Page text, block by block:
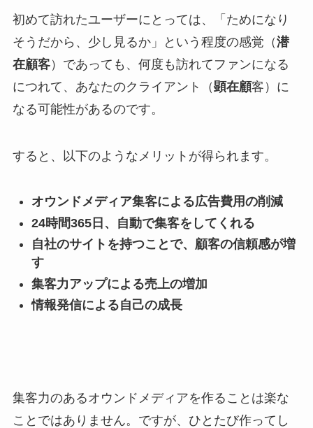
初めて訪れたユーザーにとっては、「ためになり
そうだから、少し見るか」という程度の感覚（潜
在顧客）であっても、何度も訪れてファンになる
につれて、あなたのクライアント（顕在顧客）に
なる可能性があるのです。
すると、以下のようなメリットが得られます。
オウンドメディア集客による広告費用の削減
24時間365日、自動で集客をしてくれる
自社のサイトを持つことで、顧客の信頼感が増
す
集客力アップによる売上の増加
情報発信による自己の成長
集客力のあるオウンドメディアを作ることは楽な
ことではありません。ですが、ひとたび作ってし